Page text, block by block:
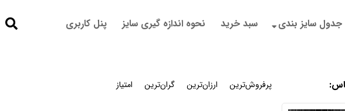
جدول سایز بندی سبد خرید نحوه اندازه گیری سایز پنل کاربری
: پرفروش‌ترین ارزان‌ترین گران‌ترین امتیاز